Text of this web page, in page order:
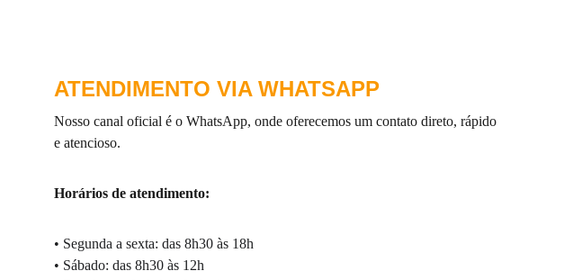
ATENDIMENTO VIA WHATSAPP
Nosso canal oficial é o WhatsApp, onde oferecemos um contato direto, rápido
e atencioso.
Horários de atendimento:
• Segunda a sexta: das 8h30 às 18h
• Sábado: das 8h30 às 12h